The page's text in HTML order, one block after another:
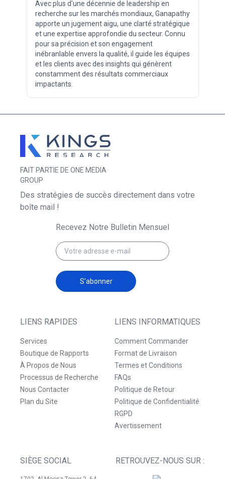
Avec plus d'une décennie de leadership en
recherche sur les marchés mondiaux, Ganapathy
apporte un jugement aigu, une clarté stratégique
et une expertise approfondie du secteur. Connu
pour sa précision et son engagement
inébranlable envers la qualité, il guide les équipes
et les clients avec des insights qui génèrent
constamment des résultats commerciaux
impactants.
FAIT PARTIE DE ONE MEDIA
GROUP
LIENS RAPIDES
Services
Boutique de Rapports
À Propos de Nous
Processus de Recherche
Nous Contacter
Plan du Site
LIENS INFORMATIQUES
Comment Commander
Format de Livraison
Termes et Conditions
FAQs
Politique de Retour
Politique de Confidentialité
RGPD
Avertissement
SIÈGE SOCIAL RETROUVEZ-NOUS SUR :
Des stratégies de succès directement dans votre
boîte mail !
Recevez Notre Bulletin Mensuel
S'abonner